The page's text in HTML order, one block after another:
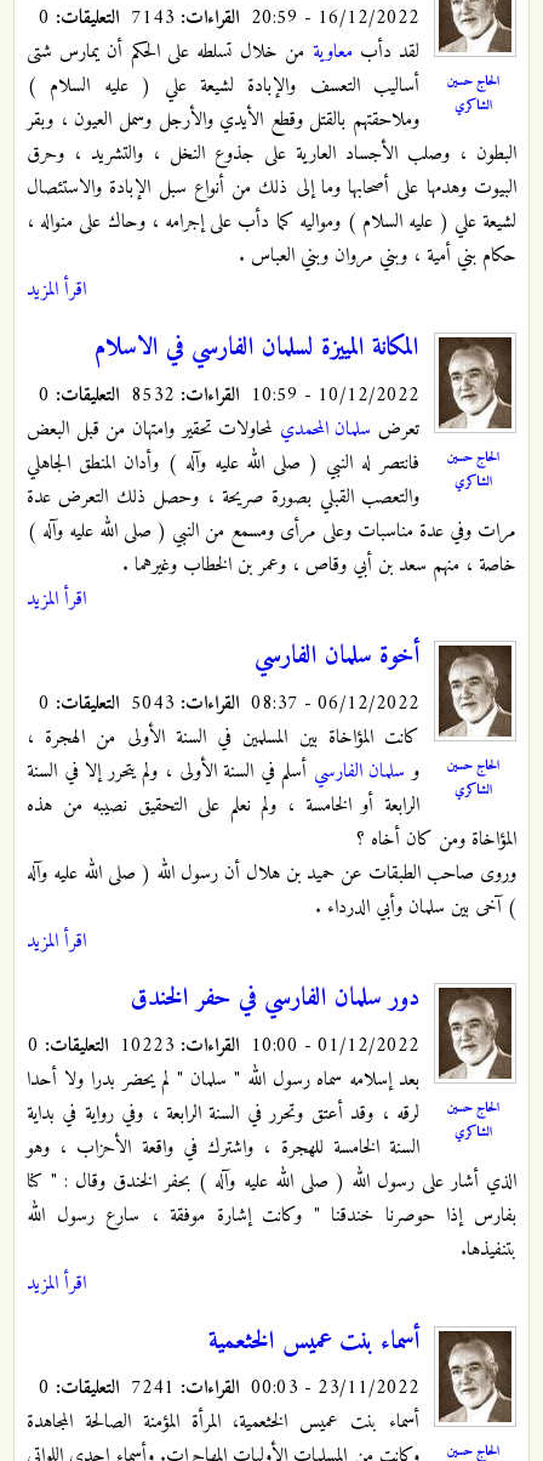
الحاج حسين
الشاكري
16/12/2022 - 20:59 القراءات: التعليقات:
لقد دأبمعاوية من خلال تسلطه على الحكم أن يمارس شتى
أساليب التعسف والإبادة لشيعة علي ( عليه السلام )
وملاحقتهم بالقتل وقطع الأيدي والأرجل وسمل العيون ، وبقر
البطون ، وصلب الأجساد العارية على جذوع النخل ، والتشريد ، وحرق
البيوت وهدمها على أصحابها وما إلى ذلك من أنواع سبل الإبادة والاستئصال
لشيعة علي ( عليه السلام ) ومواليه كما دأب على إجرامه ، وحاك على منواله ،
حكام بني أمية ، وبني مروان وبني العباس .
اقرأ المزيد
الحاج حسين
الشاكري
المكانة المييزة لسلمان الفارسي في الاسلام
10/12/2022 - 10:59 القراءات: التعليقات:
تعرض سلمان المحمدي لمحاولات تحقير وامتهان من قبل البعض
فانتصر له النبي ( صلى الله عليه وآله ) وأدان المنطق الجاهلي
والتعصب القبلي بصورة صريحة ، وحصل ذلك التعرض عدة
مرات وفي عدة مناسبات وعلى مرأى ومسمع من النبي ( صلى الله عليه وآله )
خاصة ، منهم سعد بن أبي وقاص ، وعمر بن الخطاب وغيرهما .
اقرأ المزيد
الحاج حسين
الشاكري
أخوة سلمان الفارسي
06/12/2022 - 08:37 القراءات: التعليقات:
كانت المؤاخاة بين المسلمين في السنة الأولى من الهجرة ،
و سلمان الفارسي أسلم في السنة الأولى ، ولم يتحرر إلا في السنة
الرابعة أو الخامسة ، ولم نعلم على التحقيق نصيبه من هذه
المؤاخاة ومن كان أخاه ؟
وروى صاحب الطبقات عن حميد بن هلال أن رسول الله ( صلى الله عليه وآله
) آخى بين سلمان وأبي الدرداء .
اقرأ المزيد
الحاج حسين
الشاكري
دور سلمان الفارسي في حفر الخندق
01/12/2022 - 10:00 القراءات: التعليقات:
بعد إسلامه سماه رسول الله " سلمان " لم يحضر بدرا ولا أحدا
لرقه ، وقد أعتق وتحرر في السنة الرابعة ، وفي رواية في بداية
السنة الخامسة للهجرة ، واشترك في واقعة الأحزاب ، وهو
الذي أشار على رسول الله ( صلى الله عليه وآله ) بحفر الخندق وقال : " كنا
بفارس إذا حوصرنا خندقنا " وكانت إشارة موفقة ، سارع رسول الله
بتنفيذها.
اقرأ المزيد
الحاج حسين
أسماء بنت عميس الخثعمية
23/11/2022 - 00:03 القراءات: التعليقات:
أسماء بنت عميس الخثعمية، المرأة المؤمنة الصالحة المجاهدة